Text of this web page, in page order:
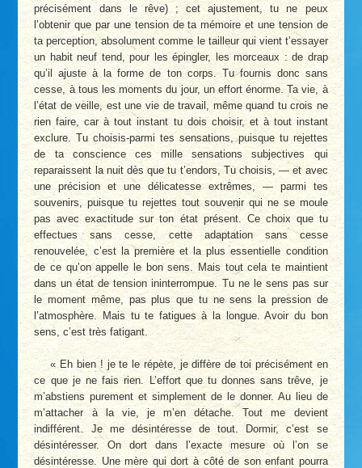
précisément dans le rêve) ; cet ajustement, tu ne peux
l’obtenir que par une tension de ta mémoire et une tension de
ta perception, absolument comme le tailleur qui vient t’essayer
un habit neuf tend, pour les épingler, les morceaux : de drap
qu’il ajuste à la forme de ton corps. Tu fournis donc sans
cesse, à tous les moments du jour, un effort énorme. Ta vie, à
l’état de veille, est une vie de travail, même quand tu crois ne
rien faire, car à tout instant tu dois choisir, et à tout instant
exclure. Tu choisis-parmi tes sensations, puisque tu rejettes
de ta conscience ces mille sensations subjectives qui
reparaissent la nuit dès que tu t’endors, Tu choisis, — et avec
une précision et une délicatesse extrêmes, — parmi tes
souvenirs, puisque tu rejettes tout souvenir qui ne se moule
pas avec exactitude sur ton état présent. Ce choix que tu
effectues sans cesse, cette adaptation sans cesse
renouvelée, c’est la première et la plus essentielle condition
de ce qu’on appelle le bon sens. Mais tout cela te maintient
dans un état de tension ininterrompue. Tu ne le sens pas sur
le moment même, pas plus que tu ne sens la pression de
l’atmosphère. Mais tu te fatigues à la longue. Avoir du bon
sens, c’est très fatigant.
« Eh bien ! je te le répète, je diffère de toi précisément en
ce que je ne fais rien. L’effort que tu donnes sans trêve, je
m’abstiens purement et simplement de le donner. Au lieu de
m’attacher à la vie, je m’en détache. Tout me devient
indifférent. Je me désintéresse de tout. Dormir, c’est se
désintéresser. On dort dans l’exacte mesure où l’on se
désintéresse. Une mère qui dort à côté de son enfant pourra